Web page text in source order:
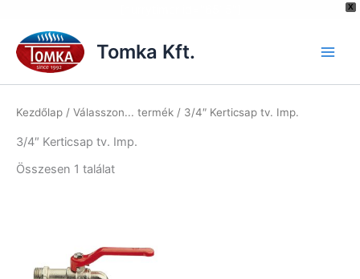
X
content
Tomka Kft.
Kezdőlap / Válasszon... termék / 3/4″ Kerticsap tv. Imp.
3/4″ Kerticsap tv. Imp.
Összesen 1 találat